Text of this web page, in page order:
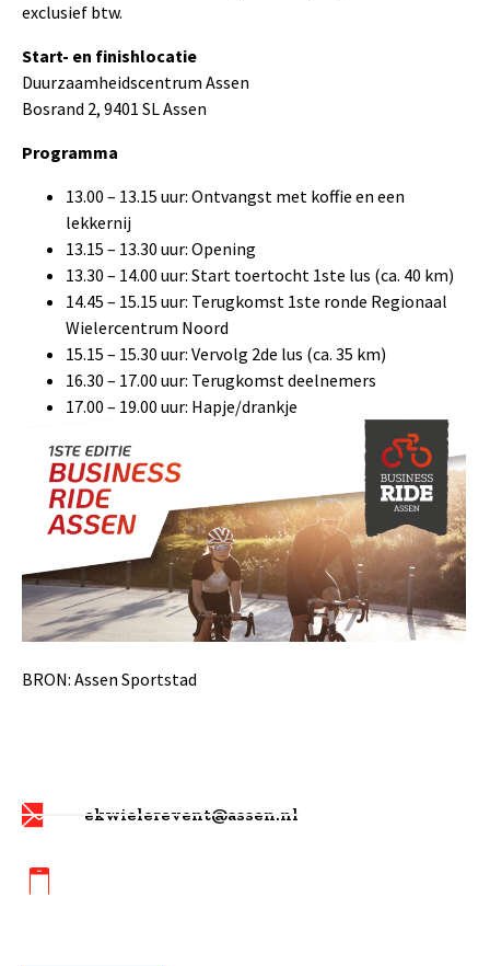
exclusief btw.
Start- en finishlocatie
Duurzaamheidscentrum Assen
Bosrand 2, 9401 SL Assen
Programma
13.00 – 13.15 uur: Ontvangst met koffie en een
lekkernij
13.15 – 13.30 uur: Opening
13.30 – 14.00 uur: Start toertocht 1ste lus (ca. 40 km)
14.45 – 15.15 uur: Terugkomst 1ste ronde Regionaal
Wielercentrum Noord
15.15 – 15.30 uur: Vervolg 2de lus (ca. 35 km)
16.30 – 17.00 uur: Terugkomst deelnemers
17.00 – 19.00 uur: Hapje/drankje
BRON: Assen Sportstad
ekwielerevent@assen.nl